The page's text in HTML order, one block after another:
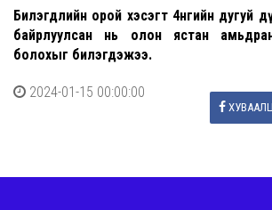
Билэгдлийн орой хэсэгт 4өнгийн дугуй
байрлуулсан нь олон ястан амьдран
болохыг билэгдэжээ.
2024-01-15 00:00:00